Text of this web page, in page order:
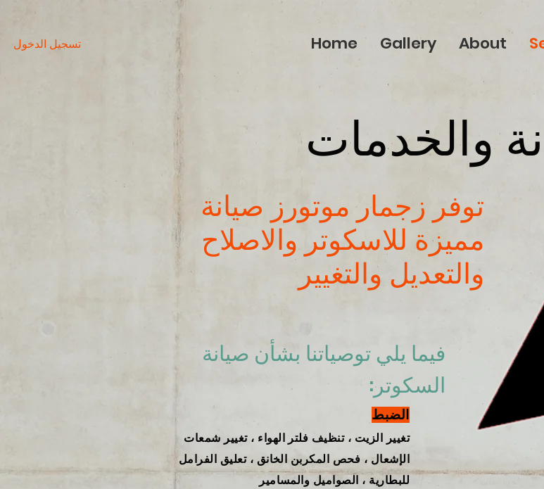
تسجيل الدخول Home Gallery About
والخدمات
توفر زجمار موتورز صيانة
مميزة للاسكوتر والاصلاح
والتعديل والتغيير
فيما يلي توصياتنا بشأن صيانة
السكوتر:
الضبط
تغيير الزيت ، تنظيف فلتر الهواء ، تغيير شمعات
الإشعال ، فحص المكربن ​​الخانق ، تعليق الفرامل
للبطارية ، الصواميل والمسامير